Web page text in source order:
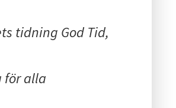
tidning God Tid,
för alla